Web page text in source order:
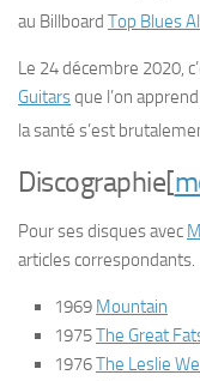
au Billboard Top Blues
Le 24 décembre 2020,
Guitarsque l’on
la santé s’est
Discographie[
Pour ses disques avec
articles correspondants.
1969 Mountain
1975The Great
1976The Leslie